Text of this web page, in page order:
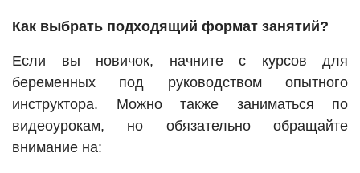
Как выбрать подходящий формат занятий?
Если вы новичок, начните с курсов для
беременных под руководством опытного
инструктора. Можно также заниматься по
видеоурокам, но обязательно обращайте
внимание на: